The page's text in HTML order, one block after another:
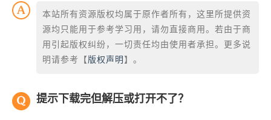
本站所有资源版权均属于原作者所有，这里所提供资
源均只能用于参考学习用，请勿直接商用。若由于商
用引起版权纠纷，一切责任均由使用者承担。更多说
明请参考【 版权声明 】。
提示下载完但解压或打开不了？